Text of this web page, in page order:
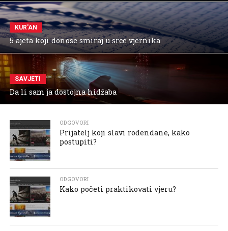
KUR'AN
5 ajeta koji donose smiraj u srce vjernika
SAVJETI
Da li sam ja dostojna hidžaba
ODGOVORI
Prijatelj koji slavi rođendane, kako
postupiti?
ODGOVORI
Kako početi praktikovati vjeru?